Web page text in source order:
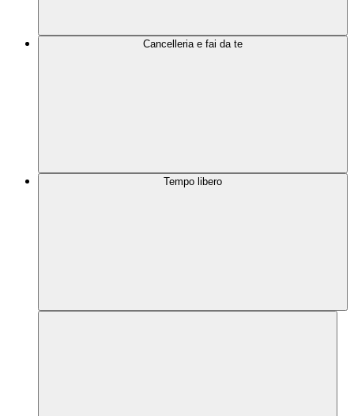
Cancelleria e fai da te
Tempo libero